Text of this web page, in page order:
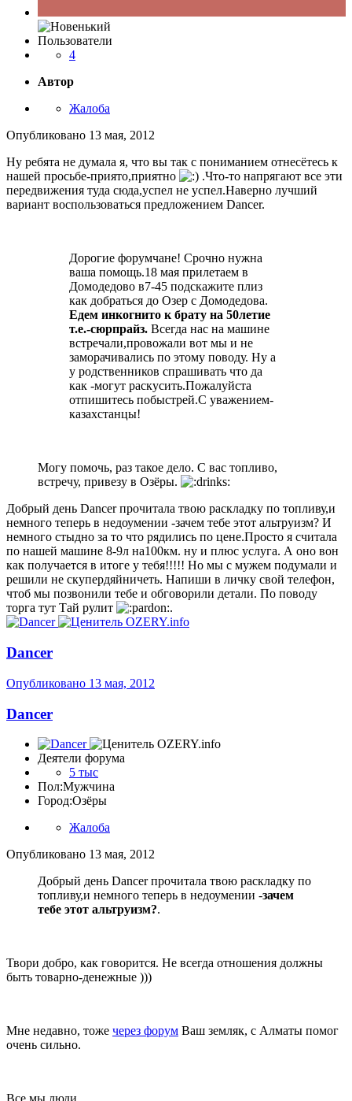
Пользователи
4
Автор
Жалоба
Опубликовано 13 мая, 2012
Ну ребята не думала я, что вы так с пониманием отнесётесь к
нашей просьбе-приято,приятно
.Что-то напрягают все эти
передвижения туда сюда,успел не успел.Наверно лучший
вариант воспользоваться предложением Dancer.
Дорогие форумчане! Срочно нужна
ваша помощь.18 мая прилетаем в
Домодедово в7-45 подскажите плиз
как добраться до Озер с Домодедова.
Едем инкогнито к брату на 50летие
т.е.-сюрпрайз. Всегда нас на машине
встречали,провожали вот мы и не
заморачивались по этому поводу. Ну а
у родственников спрашивать что да
как -могут раскусить.Пожалуйста
отпишитесь побыстрей.С уважением-
казахстанцы!
Могу помочь, раз такое дело. С вас топливо,
встречу, привезу в Озёры.
Добрый день Dancer прочитала твою раскладку по топливу,и
немного теперь в недоумении -зачем тебе этот альтруизм? И
немного стыдно за то что рядились по цене.Просто я считала
по нашей машине 8-9л на100км. ну и плюс услуга. А оно вон
как получается в итоге у тебя!!!!! Но мы с мужем подумали и
решили не скупердяйничеть. Напиши в личку свой телефон,
чтоб мы позвонили тебе и обговорили детали. По поводу
торга тут Тай рулит
.
Dancer
Опубликовано 13 мая, 2012
Dancer
Деятели форума
5 тыс
Пол:Мужчина
Город:Озёры
Жалоба
Опубликовано 13 мая, 2012
Добрый день Dancer прочитала твою раскладку по
топливу,и немного теперь в недоумении -зачем
тебе этот альтруизм?.
Твори добро, как говорится. Не всегда отношения должны
быть товарно-денежные )))
Мне недавно, тоже через форум Ваш земляк, с Алматы помог
очень сильно.